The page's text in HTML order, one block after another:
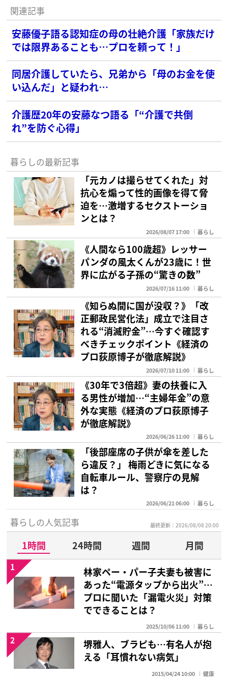
関連記事
安藤優子語る認知症の母の壮絶介護「家族だけ
では限界あることも…プロを頼って！」
同居介護していたら、兄弟から「母のお金を使
い込んだ」と疑われ…
介護歴20年の安藤なつ語る「“介護で共倒
れ”を防ぐ心得」
暮らしの最新記事
「元カノは撮らせてくれた」対
抗心を煽って性的画像を得て脅
迫を…激増するセクストーショ
ンとは？
2026/08/07 17:00 暮らし
《人間なら100歳超》レッサー
パンダの風太くんが23歳に！世
界に広がる子孫の“驚きの数”
2026/07/16 11:00 暮らし
《知らぬ間に国が没収？》「改
正郵政民営化法」成立で注目さ
れる“消滅貯金”…今すぐ確認す
べきチェックポイント《経済の
プロ荻原博子が徹底解説》
2026/07/10 11:00 暮らし
《30年で3倍超》妻の扶養に入
る男性が増加…“主婦年金”の意
外な実態《経済のプロ荻原博子
が徹底解説》
2026/06/26 11:00 暮らし
「後部座席の子供が傘を差した
ら違反？」 梅雨どきに気になる
自転車ルール、警察庁の見解
は？
2026/06/21 06:00 暮らし
暮らしの人気記事 最終更新：2026/08/08 20:00
1時間 24時間 週間
月間
林家ペー・パー子夫妻も被害に
あった“電源タップから出火”…
プロに聞いた「漏電火災」対策
でできることは？
2025/10/06 11:00 暮らし
1
堺雅人、ブラピも…有名人が抱
える「耳慣れない病気」
2015/04/24 10:00 健康
2